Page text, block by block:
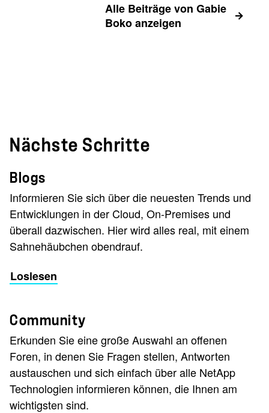
Alle Beiträge von Gabie
Boko anzeigen
Nächste Schritte
Blogs
Informieren Sie sich über die neuesten Trends und
Entwicklungen in der Cloud, On-Premises und
überall dazwischen. Hier wird alles real, mit einem
Sahnehäubchen obendrauf.
Loslesen
Community
Erkunden Sie eine große Auswahl an offenen
Foren, in denen Sie Fragen stellen, Antworten
austauschen und sich einfach über alle NetApp
Technologien informieren können, die Ihnen am
wichtigsten sind.